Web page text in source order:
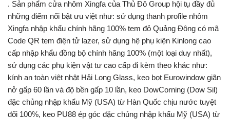
. Sản phẩm cửa nhôm Xingfa của Thủ Đô Group hội tụ đầy đủ
những điểm nổi bật ưu việt như: sử dụng thanh profile nhôm
Xingfa nhập khẩu chính hãng 100% tem đỏ Quảng Đông có mã
Code QR tem điện tử lazer, sử dụng hệ phụ kiện Kinlong cao
cấp nhập khẩu đồng bộ chính hãng 100% (một loại duy nhất),
sử dụng các phụ kiện vật tư cao cấp đi kèm theo khác như:
kính an toàn việt nhật Hải Long Glass, keo bọt Eurowindow giãn
nở gấp 60 lần và độ bền gấp 10 lần, keo DowCorning (Dow Sil)
đặc chủng nhập khẩu Mỹ (USA) từ Hàn Quốc chịu nước tuyệt
đối 100%, keo PU88 ép góc đặc chủng nhập khẩu Mỹ (USA) từ